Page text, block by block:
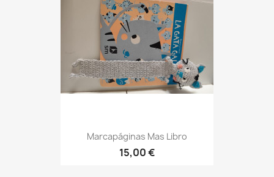
Marcapáginas Mas Libro
15,00 €